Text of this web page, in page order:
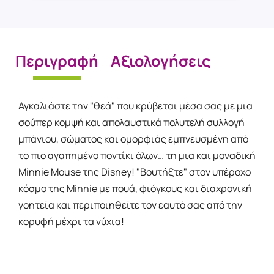
Περιγραφή Αξιολογήσεις
Αγκαλιάστε την "θεά" που κρύβεται μέσα σας με μια
σούπερ κομψή και απολαυστικά πολυτελή συλλογή
μπάνιου, σώματος και ομορφιάς εμπνευσμένη από
το πιο αγαπημένο ποντίκι όλων… τη μια και μοναδική
Minnie Mouse της Disney! "Βουτήξτε" στον υπέροχο
κόσμο της Minnie με πουά, φιόγκους και διαχρονική
γοητεία και περιποιηθείτε τον εαυτό σας από την
κορυφή μέχρι τα νύχια!